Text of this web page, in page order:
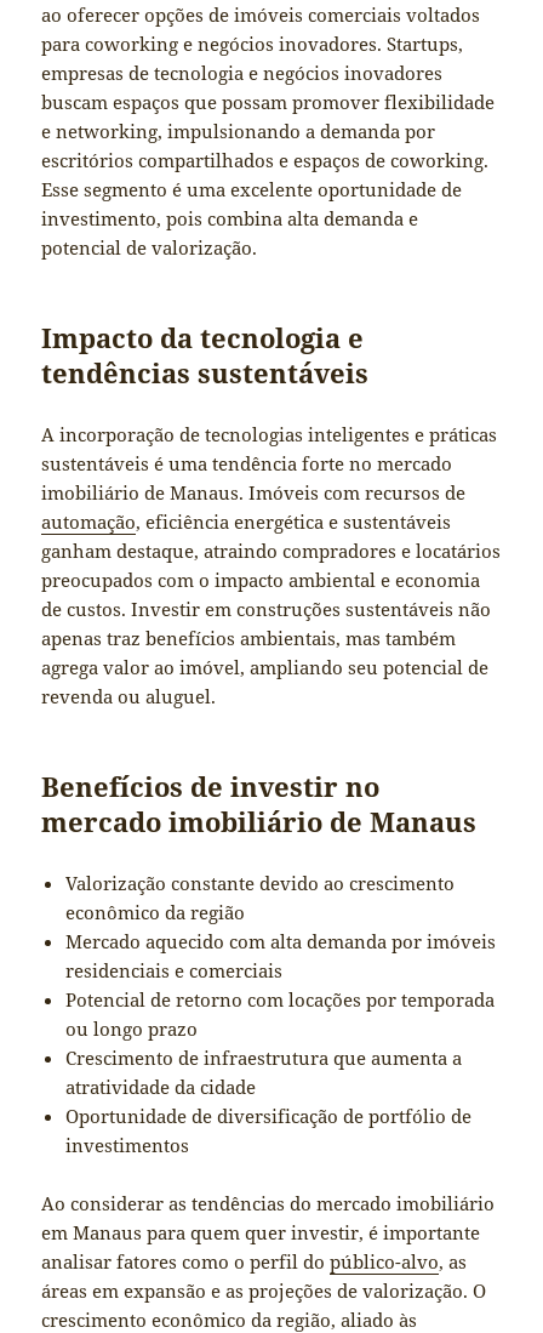
ao oferecer opções de imóveis comerciais voltados
para coworking e negócios inovadores. Startups,
empresas de tecnologia e negócios inovadores
buscam espaços que possam promover flexibilidade
e networking, impulsionando a demanda por
escritórios compartilhados e espaços de coworking.
Esse segmento é uma excelente oportunidade de
investimento, pois combina alta demanda e
potencial de valorização.
Impacto da tecnologia e
tendências sustentáveis
A incorporação de tecnologias inteligentes e práticas
sustentáveis é uma tendência forte no mercado
imobiliário de Manaus. Imóveis com recursos de
automação, eficiência energética e sustentáveis
ganham destaque, atraindo compradores e locatários
preocupados com o impacto ambiental e economia
de custos. Investir em construções sustentáveis não
apenas traz benefícios ambientais, mas também
agrega valor ao imóvel, ampliando seu potencial de
revenda ou aluguel.
Benefícios de investir no
mercado imobiliário de Manaus
Valorização constante devido ao crescimento
econômico da região
Mercado aquecido com alta demanda por imóveis
residenciais e comerciais
Potencial de retorno com locações por temporada
ou longo prazo
Crescimento de infraestrutura que aumenta a
atratividade da cidade
Oportunidade de diversificação de portfólio de
investimentos
Ao considerar as tendências do mercado imobiliário
em Manaus para quem quer investir, é importante
analisar fatores como o perfil dopúblico-alvo, as
áreas em expansão e as projeções de valorização. O
crescimento econômico da região, aliado às